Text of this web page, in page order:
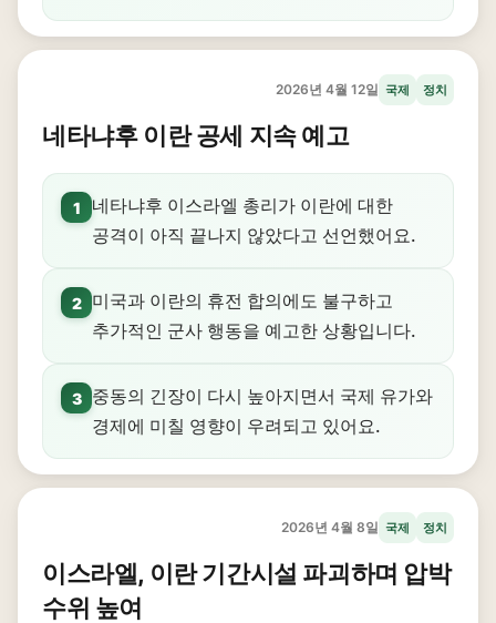
2026년 4월 12일 국제 정치
네타냐후 이란 공세 지속 예고
1
네타냐후 이스라엘 총리가 이란에 대한
공격이 아직 끝나지 않았다고 선언했어요.
2
미국과 이란의 휴전 합의에도 불구하고
추가적인 군사 행동을 예고한 상황입니다.
3
중동의 긴장이 다시 높아지면서 국제 유가와
경제에 미칠 영향이 우려되고 있어요.
2026년 4월 8일 국제 정치
이스라엘, 이란 기간시설 파괴하며 압박
수위 높여